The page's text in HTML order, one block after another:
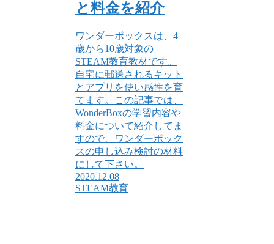
と料金を紹介
ワンダーボックスは、4
歳から10歳対象の
STEAM教育教材です。
自宅に郵送されるキット
とアプリを使い感性を育
てます。この記事では、
WonderBoxの学習内容や
料金について紹介してま
すので、ワンダーボック
スの申し込み検討の材料
にして下さい。
2020.12.08
STEAM教育